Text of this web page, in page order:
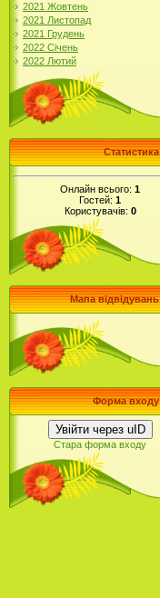
2021 Жовтень
2021 Листопад
2021 Грудень
2022 Січень
2022 Лютий
Статистика
Онлайн всього: 1
Гостей: 1
Користувачів: 0
Мапа відвідувань
Форма входу
Увійти через uID
Стара форма входу